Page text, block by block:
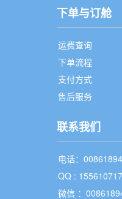
下单与订舱
运费查询
下单流程
支付方式
售后服务
联系我们
电话：
QQ :
微信 ：